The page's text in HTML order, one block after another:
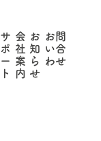
サ
ポ
ー
ト
会
社
案
内
お
知
ら
せ
お問
い合
わせ